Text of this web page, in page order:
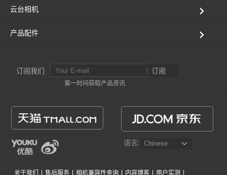
云台相机
产品配件
订阅我们 订阅
第一时间获取产品资讯
语言:
关于我们 售后服务 相机兼容性查询 内容博客 用户实测